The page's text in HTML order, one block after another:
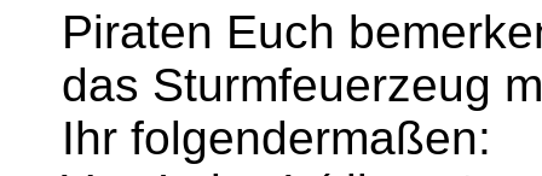
Piraten Euch
das Sturmfeuerzeug
Ihr folgendermaßen: